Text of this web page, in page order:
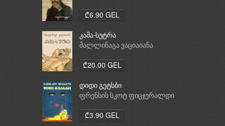
₾6.90 GEL
კამა-სუტრა
მალლინაგა ვაციაიანა
₾20.00 GEL
დიდი გეტსბი
ფრენსის სკოტ ფიცჯერალდი
₾3.90 GEL